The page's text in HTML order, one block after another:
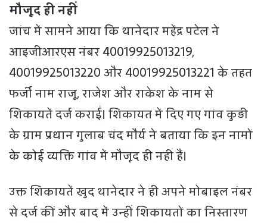
मौजूद ही नहीं
जांच में सामने आया कि थानेदार महेंद्र पटेल ने
आइजीआरएस नंबर 40019925013219,
40019925013220 और 40019925013221 के तहत
फर्जी नाम राजू, राजेश और राकेश के नाम से
शिकायतें दर्ज कराईं। शिकायत में दिए गए गांव कुड़ी
के ग्राम प्रधान गुलाब चंद मौर्य ने बताया कि इन नामों
के कोई व्यक्ति गांव में मौजूद ही नहीं हैं।
उक्त शिकायतें खुद थानेदार ने ही अपने मोबाइल नंबर
से दर्ज कीं और बाद में उन्हीं शिकायतों का निस्तारण